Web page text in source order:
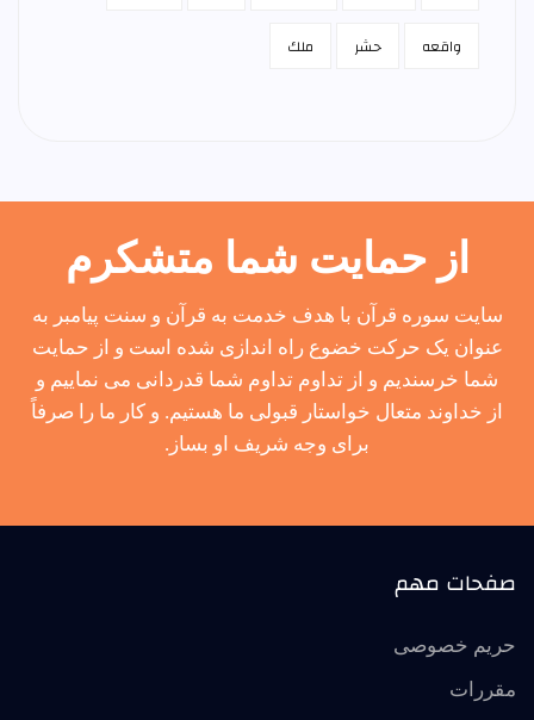
واقعه حشر ملك
از حمایت شما متشکرم
سایت سوره قرآن با هدف خدمت به قرآن و سنت پیامبر به
عنوان یک حرکت خضوع راه اندازی شده است و از حمایت
شما خرسندیم و از تداوم تداوم شما قدردانی می نماییم و
از خداوند متعال خواستار قبولی ما هستیم. و کار ما را صرفاً
برای وجه شریف او بساز.
صفحات مهم
حریم خصوصی
مقررات